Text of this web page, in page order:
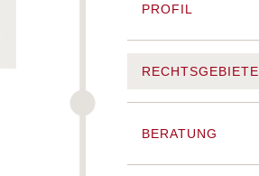
PROFIL
RECHTSGEBIETE
BERATUNG